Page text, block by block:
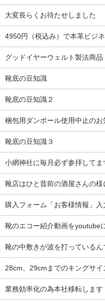
大変長らくお待たせしました
4950円（税込み）で本革ビジ
グッドイヤーウェルト製法商品
靴底の豆知識
靴底の豆知識２
梱包用ダンボール使用中止のお
靴底の豆知識３
小網神社に毎月必ず参拝してま
靴店はひと昔前の酒屋さんの様
購入フォーム「お客様情報」
靴のエコー紹介動画をyoutube
靴の中敷きが波を打っている
28cm、29cmまでのキングサ
業務効率化の為本社移転します